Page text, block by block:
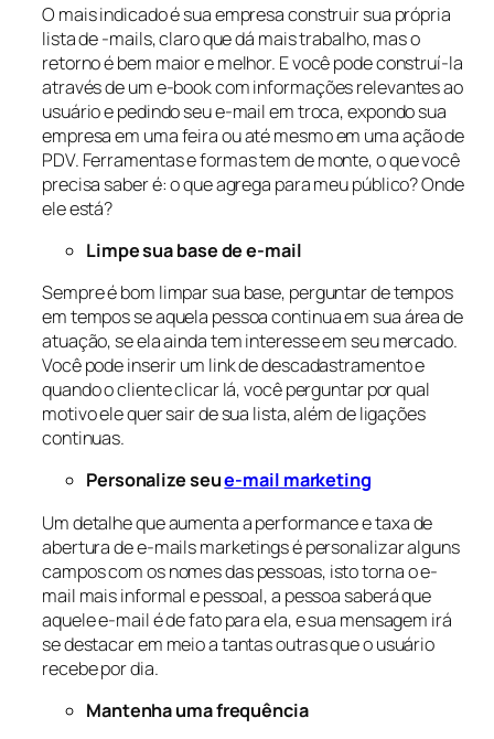
O mais indicado é sua empresa construir sua própria
lista de -mails, claro que dá mais trabalho, mas o
retorno é bem maior e melhor. E você pode construí-la
através de um e-book com informações relevantes ao
usuário e pedindo seu e-mail em troca, expondo sua
empresa em uma feira ou até mesmo em uma ação de
PDV. Ferramentas e formas tem de monte, o que você
precisa saber é: o que agrega para meu público? Onde
ele está?
Limpe sua base de e-mail
Sempre é bom limpar sua base, perguntar de tempos
em tempos se aquela pessoa continua em sua área de
atuação, se ela ainda tem interesse em seu mercado.
Você pode inserir um link de descadastramento e
quando o cliente clicar lá, você perguntar por qual
motivo ele quer sair de sua lista, além de ligações
continuas.
Personalize seue-mail marketing
Um detalhe que aumenta a performance e taxa de
abertura de e-mails marketings é personalizar alguns
campos com os nomes das pessoas, isto torna o e-
mail mais informal e pessoal, a pessoa saberá que
aquele e-mail é de fato para ela, e sua mensagem irá
se destacar em meio a tantas outras que o usuário
recebe por dia.
Mantenha uma frequência